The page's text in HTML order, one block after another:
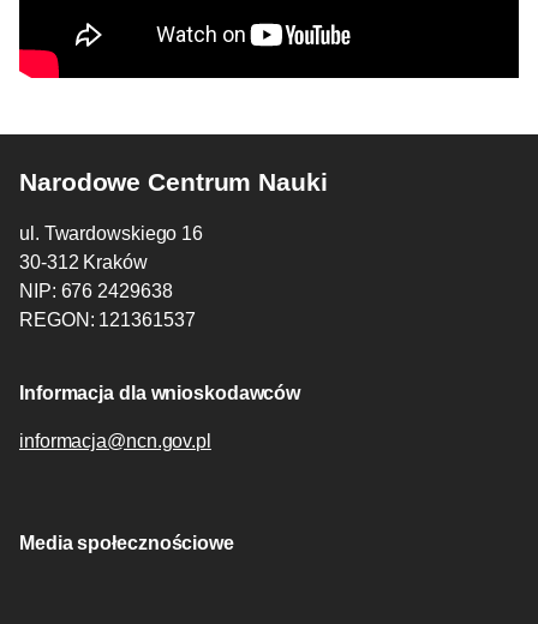
Narodowe Centrum Nauki
ul. Twardowskiego 16
30-312 Kraków
NIP: 676 2429638
REGON: 121361537
Informacja dla wnioskodawców
informacja@ncn.gov.pl
Media społecznościowe